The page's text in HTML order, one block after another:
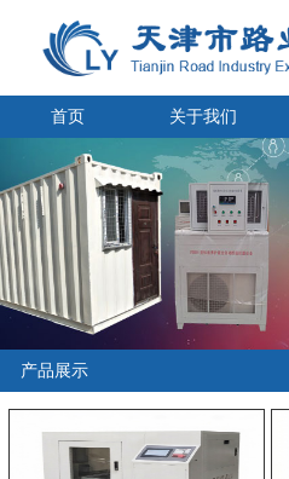
首页 关于我们
产品展示